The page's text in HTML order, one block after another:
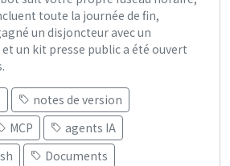
toute la journée de fin,
un disjoncteur avec un
un kit presse public a été ouvert
notes de version
MCP
agents IA
Documents